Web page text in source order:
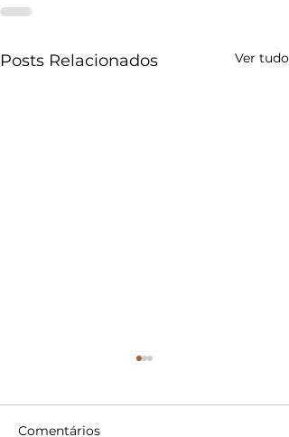
Posts Relacionados Ver tudo
Comentários